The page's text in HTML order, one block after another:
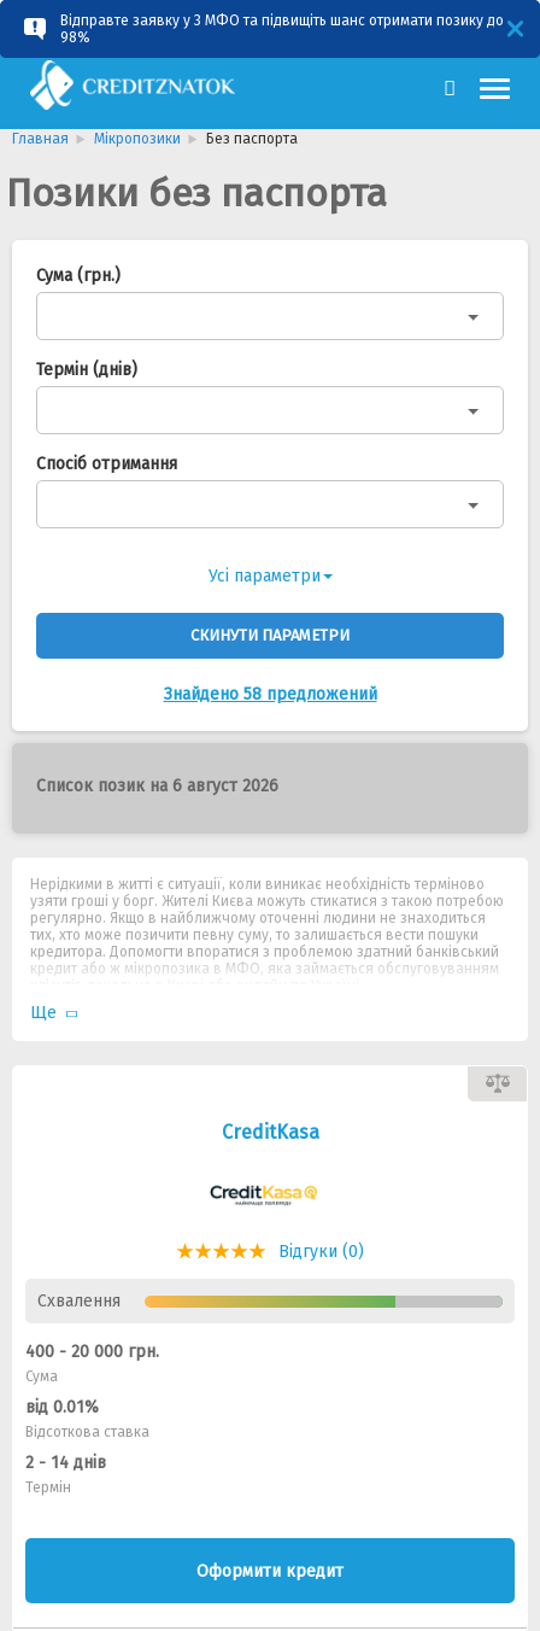
Відправте заявку у 3 МФО та підвищіть шанс отримати позику до
98%
RU UA
Главная Мікропозики Без паспорта
Позики без паспорта
Сума (грн.)
Термін (днів)
Спосіб отримання
Усі параметри
СКИНУТИ ПАРАМЕТРИ
Знайдено 58 предложений
Список позик на 6 август 2026
Нерідкими в житті є ситуації, коли виникає необхідність терміново
узяти гроші у борг. Жителі Києва можуть стикатися з такою потребою
регулярно. Якщо в найближчому оточенні людини не знаходиться
тих, хто може позичити певну суму, то залишається вести пошуки
кредитора. Допомогти впоратися з проблемою здатний банківський
кредит або ж мікропозика в МФО, яка займається обслуговуванням
Ще
CreditKasa
Відгуки (0)
Схвалення
400 - 20 000 грн.
Сума
від 0.01%
Відсоткова ставка
2 - 14 днів
Термін
Оформити кредит